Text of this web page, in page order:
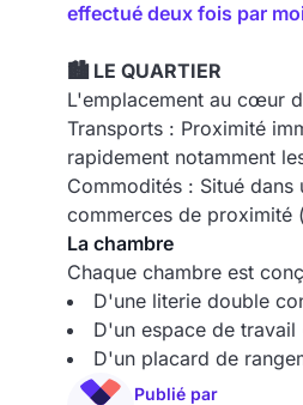
effectué deux fois par
🏙️ LE QUARTIER
L'emplacement au cœur
Transports : Proximité
rapidement notamment
Commodités : Situé
commerces de proximité
La chambre
Chaque chambre est
D'une literie double
D'un espace de travail
D'un placard de
Publié par